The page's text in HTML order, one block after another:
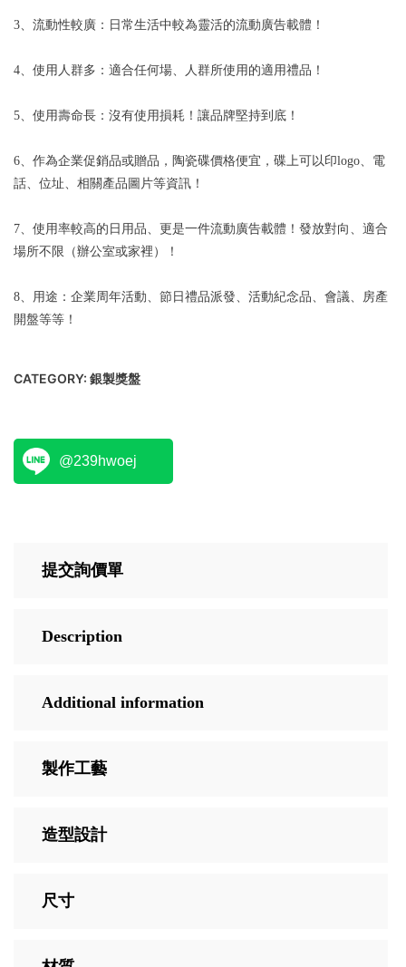
3、流動性較廣：日常生活中較為靈活的流動廣告載體！
4、使用人群多：適合任何場、人群所使用的適用禮品！
5、使用壽命長：沒有使用損耗！讓品牌堅持到底！
6、作為企業促銷品或贈品，陶瓷碟價格便宜，碟上可以印logo、電
話、位址、相關產品圖片等資訊！
7、使用率較高的日用品、更是一件流動廣告載體！發放對向、適合
場所不限（辦公室或家裡）！
8、用途：企業周年活動、節日禮品派發、活動紀念品、會議、房產
開盤等等！
CATEGORY: 銀製獎盤
@239hwoej
提交詢價單
Description
Additional information
製作工藝
造型設計
尺寸